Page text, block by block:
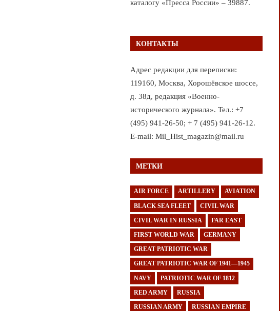
каталогу «Пресса России» – 39887.
КОНТАКТЫ
Адрес редакции для переписки:
119160, Москва, Хорошёвское шоссе,
д. 38д, редакция «Военно-
исторического журнала». Тел.: +7
(495) 941-26-50; + 7 (495) 941-26-12.
E-mail: Mil_Hist_magazin@mail.ru
МЕТКИ
AIR FORCE ARTILLERY AVIATION
BLACK SEA FLEET CIVIL WAR
CIVIL WAR IN RUSSIA FAR EAST
FIRST WORLD WAR GERMANY
GREAT PATRIOTIC WAR
GREAT PATRIOTIC WAR OF 1941—1945
NAVY PATRIOTIC WAR OF 1812
RED ARMY RUSSIA
RUSSIAN ARMY RUSSIAN EMPIRE